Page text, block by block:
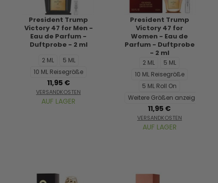
President Trump
Victory 47 for Men -
Eau de Parfum -
Duftprobe - 2 ml
2 ML
5 ML
10 ML Reisegröße
11,95 €
VERSANDKOSTEN
AUF LAGER
President Trump
Victory 47 for
Women - Eau de
Parfum - Duftprobe
- 2 ml
2 ML
5 ML
10 ML Reisegröße
5 ML Roll On
Weitere Größen anzeigen...
11,95 €
VERSANDKOSTEN
AUF LAGER